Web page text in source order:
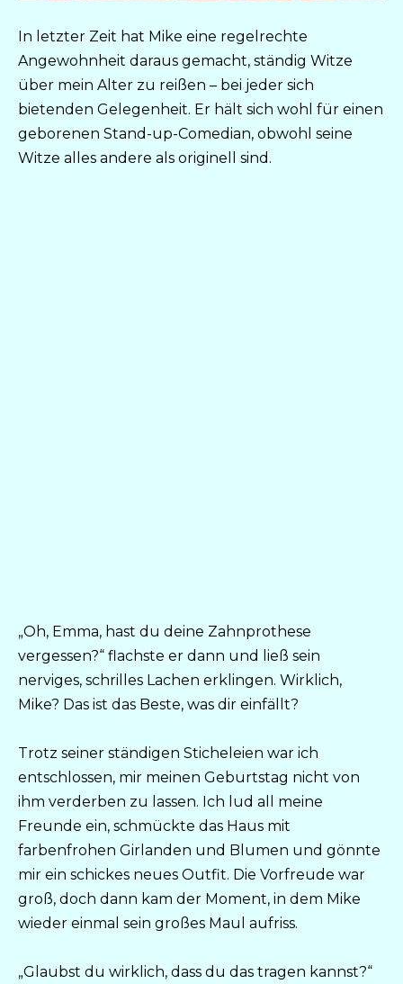
In letzter Zeit hat Mike eine regelrechte
Angewohnheit daraus gemacht, ständig Witze
über mein Alter zu reißen – bei jeder sich
bietenden Gelegenheit. Er hält sich wohl für einen
geborenen Stand-up-Comedian, obwohl seine
Witze alles andere als originell sind.
„Oh, Emma, hast du deine Zahnprothese
vergessen?“ flachste er dann und ließ sein
nerviges, schrilles Lachen erklingen. Wirklich,
Mike? Das ist das Beste, was dir einfällt?
Trotz seiner ständigen Sticheleien war ich
entschlossen, mir meinen Geburtstag nicht von
ihm verderben zu lassen. Ich lud all meine
Freunde ein, schmückte das Haus mit
farbenfrohen Girlanden und Blumen und gönnte
mir ein schickes neues Outfit. Die Vorfreude war
groß, doch dann kam der Moment, in dem Mike
wieder einmal sein großes Maul aufriss.
„Glaubst du wirklich, dass du das tragen kannst?“